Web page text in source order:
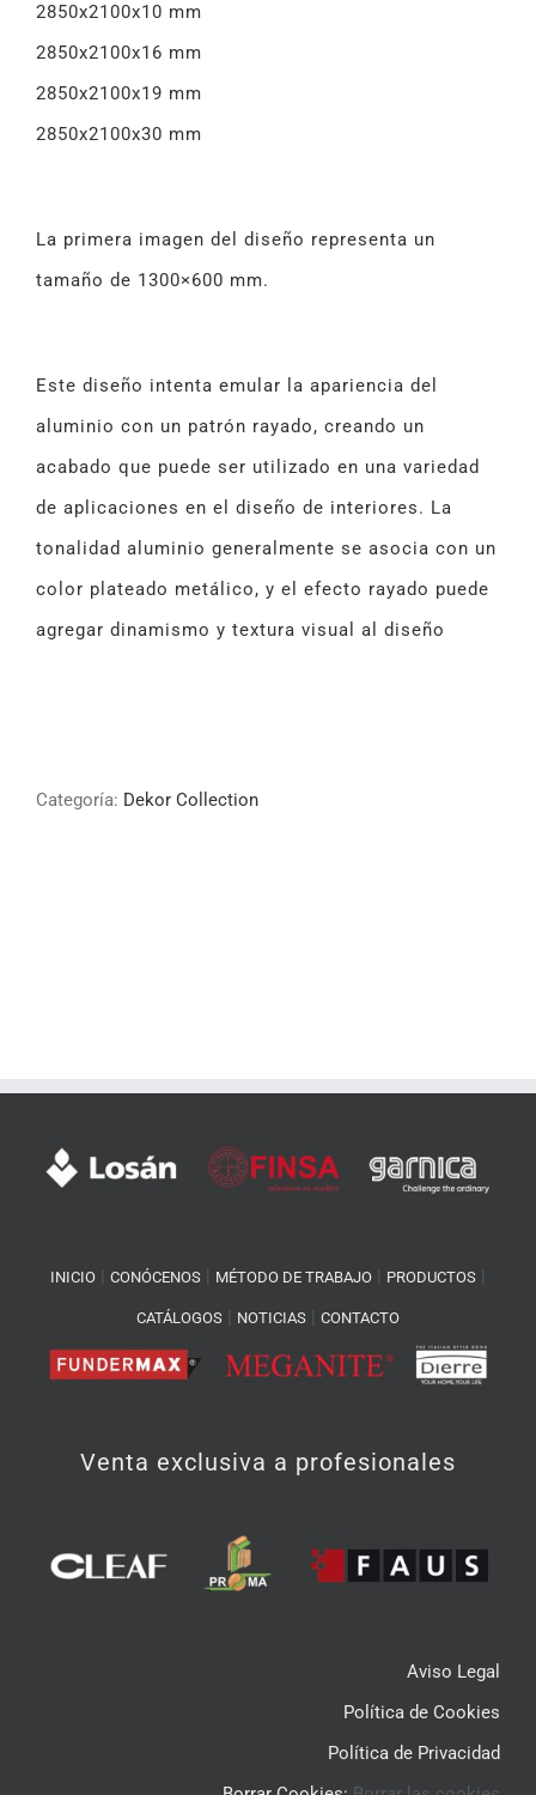
2850x2100x10 mm
2850x2100x16 mm
2850x2100x19 mm
2850x2100x30 mm
La primera imagen del diseño representa un
tamaño de 1300×600 mm.
Este diseño intenta emular la apariencia del
aluminio con un patrón rayado, creando un
acabado que puede ser utilizado en una variedad
de aplicaciones en el diseño de interiores. La
tonalidad aluminio generalmente se asocia con un
color plateado metálico, y el efecto rayado puede
agregar dinamismo y textura visual al diseño
Categoría: Dekor Collection
INICIO | CONÓCENOS | MÉTODO DE TRABAJO | PRODUCTOS |
CATÁLOGOS | NOTICIAS | CONTACTO
Venta exclusiva a profesionales
Aviso Legal
Política de Cookies
Política de Privacidad